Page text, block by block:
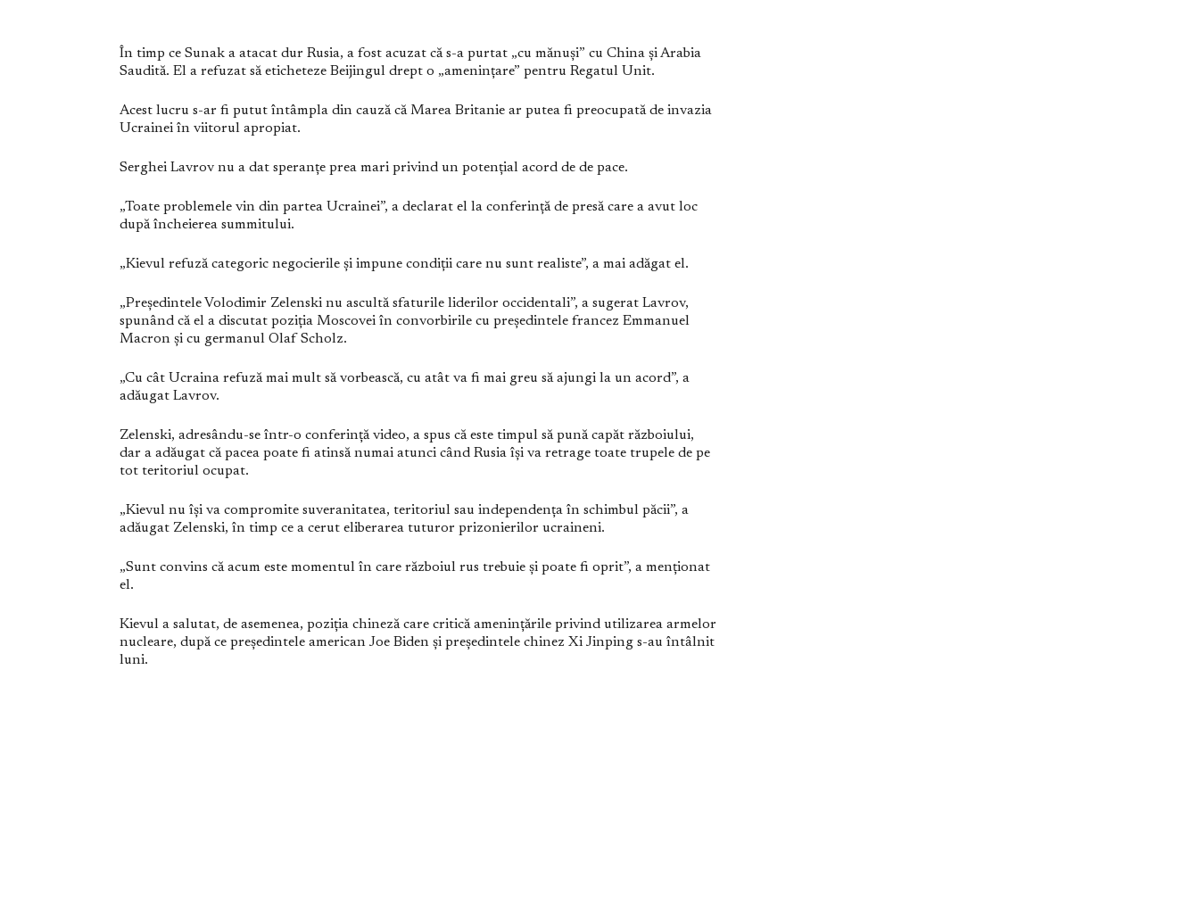
În timp ce Sunak a atacat dur Rusia, a fost acuzat că s-a purtat „cu mănuși” cu China și Arabia
Saudită. El a refuzat să eticheteze Beijingul drept o „amenințare” pentru Regatul Unit.
Acest lucru s-ar fi putut întâmpla din cauză că Marea Britanie ar putea fi preocupată de invazia
Ucrainei în viitorul apropiat.
Serghei Lavrov nu a dat speranțe prea mari privind un potențial acord de de pace.
„Toate problemele vin din partea Ucrainei”, a declarat el la conferință de presă care a avut loc
după încheierea summitului.
„Kievul refuză categoric negocierile și impune condiții care nu sunt realiste”, a mai adăgat el.
„Președintele Volodimir Zelenski nu ascultă sfaturile liderilor occidentali”, a sugerat Lavrov,
spunând că el a discutat poziția Moscovei în convorbirile cu președintele francez Emmanuel
Macron și cu germanul Olaf Scholz.
„Cu cât Ucraina refuză mai mult să vorbească, cu atât va fi mai greu să ajungi la un acord”, a
adăugat Lavrov.
Zelenski, adresându-se într-o conferință video, a spus că este timpul să pună capăt războiului,
dar a adăugat că pacea poate fi atinsă numai atunci când Rusia își va retrage toate trupele de pe
tot teritoriul ocupat.
„Kievul nu își va compromite suveranitatea, teritoriul sau independența în schimbul păcii”, a
adăugat Zelenski, în timp ce a cerut eliberarea tuturor prizonierilor ucraineni.
„Sunt convins că acum este momentul în care războiul rus trebuie și poate fi oprit”, a menționat
el.
Kievul a salutat, de asemenea, poziția chineză care critică amenințările privind utilizarea armelor
nucleare, după ce președintele american Joe Biden și președintele chinez Xi Jinping s-au întâlnit
luni.